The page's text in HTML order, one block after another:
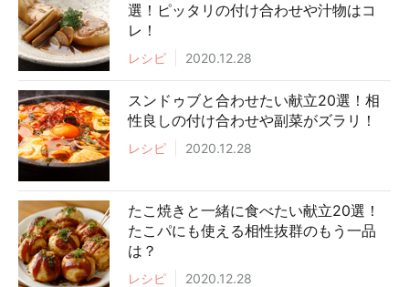
選！ピッタリの付け合わせや汁物はコ
レ！
レシピ 2020.12.28
スンドゥブと合わせたい献立20選！相
性良しの付け合わせや副菜がズラリ！
レシピ 2020.12.28
たこ焼きと一緒に食べたい献立20選！
たこパにも使える相性抜群のもう一品
は？
レシピ 2020.12.28